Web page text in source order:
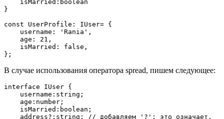
    isMarried:boolean
}
const UserProfile: IUser= {
    username: 'Rania',
    age: 21,
    isMarried: false,
};
В случае использования оператора spread, пишем следующее:
interface IUser {
    username:string;
    age:number;
    isMarried:boolean;